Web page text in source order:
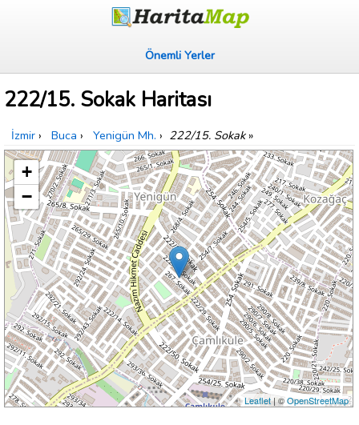
Önemli Yerler
222/15. Sokak Haritası
İzmir › Buca › Yenigün Mh. › 222/15. Sokak»
+
−
Leaflet| ©OpenStreetMap